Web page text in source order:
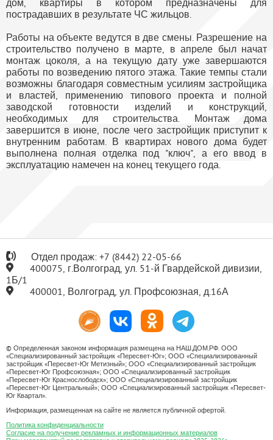
дом, квартиры в котором предназначены для
пострадавших в результате ЧС жильцов.
Работы на объекте ведутся в две смены. Разрешение на
строительство получено в марте, в апреле был начат
монтаж цоколя, а на текущую дату уже завершаются
работы по возведению пятого этажа. Такие темпы стали
возможны благодаря совместным усилиям застройщика
и властей, применению типового проекта и полной
заводской готовности изделий и конструкций,
необходимых для строительства. Монтаж дома
завершится в июне, после чего застройщик приступит к
внутренним работам. В квартирах нового дома будет
выполнена полная отделка под "ключ", а его ввод в
эксплуатацию намечен на конец текущего года.
Отдел продаж: +7 (8442) 22-05-66
400075, г.Волгоград, ул. 51-й Гвардейской дивизии,
1Б/1
400001, Волгоград, ул. Профсоюзная, д.16А
© Определенная законом информация размещена на НАШ.ДОМ.РФ. ООО
«Специализированный застройщик «Пересвет-Юг»; ООО «Специализированный
застройщик «Пересвет-Юг Метизный»; ООО «Специализированный застройщик
«Пересвет-Юг Профсоюзная»; ООО «Специализированный застройщик
«Пересвет-Юг Краснослободск»; ООО «Специализированный застройщик
«Пересвет-Юг Центральный»; ООО «Специализированный застройщик «Пересвет-
Юг Квартал».
Информация, размещенная на сайте не является публичной офертой.
Политика конфиденциальности
Согласие на получение рекламных и информационных материалов